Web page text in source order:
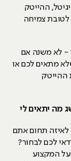
ההייטק
לטובת צמיחה
- לא משנה אם
מתאים לכם או
ההייטק
מה יתאים לי
לאיזה תחום אתם
לכם לבחור?
המקצוע